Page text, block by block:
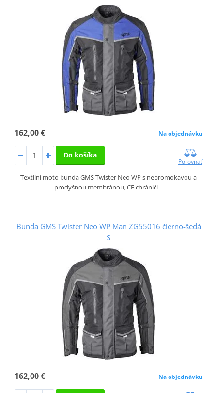
162,00 € Na objednávku
Do košíka
Porovnať
Textilní moto bunda GMS Twister Neo WP s nepromokavou a
prodyšnou membránou, CE chrániči…
Bunda GMS Twister Neo WP Man ZG55016 čierno-šedá
S
162,00 € Na objednávku